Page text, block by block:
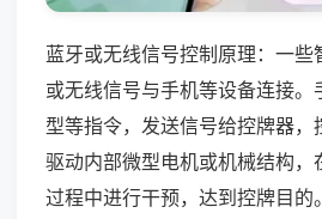
蓝牙或无线信号控制原理：一些
或无线信号与手机等设备连接。
型等指令，发送信号给控牌器，
驱动内部微型电机或机械结构，
过程中进行干预，达到控牌目的。